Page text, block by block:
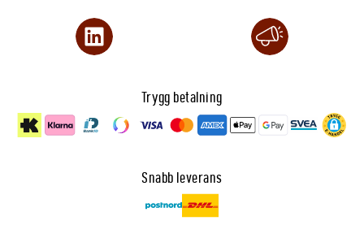
Trygg betalning
Snabb leverans